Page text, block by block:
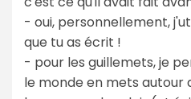
- oui, personnellement,
que tu as écrit !
- pour les guillemets, je
le monde en mets autour